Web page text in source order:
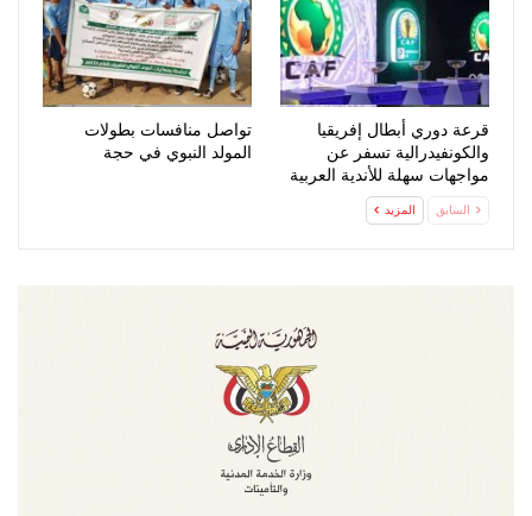
قرعة دوري أبطال إفريقيا
والكونفيدرالية تسفر عن
مواجهات سهلة للأندية العربية
تواصل منافسات بطولات
المولد النبوي في حجة
السابق المزيد